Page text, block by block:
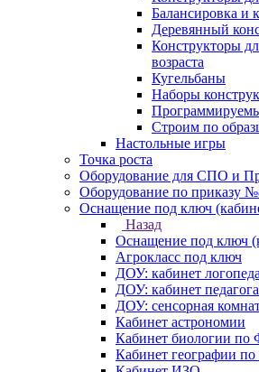
Балансировка и
Деревянный
Конструкторы
возраста
Кугельбаны
Наборы
Строим по
Настольные игры
Точка роста
Оборудование для СПО и
Оборудование по приказу
Оснащение под ключ
Назад
Оснащение под ключ
Агрокласс под ключ
ДОУ: кабинет логопеда
ДОУ: кабинет
ДОУ: сенсорная
Кабинет астрономии
Кабинет биологии
Кабинет географии